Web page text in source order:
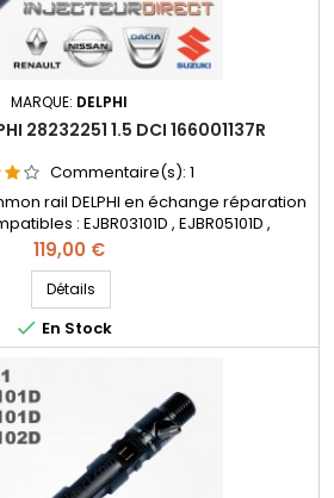
MARQUE: DELPHI
28232251 1.5 DCI 166001137R
Commentaire(s): 1
rail DELPHI en échange réparation
: EJBR03101D , EJBR05101D ,
, 8200421359 , 8200815416 , 166001137R ,
8200676774 , 7711497343
, 166001137R , 8200421897 ,
, 7711497343 - Pour motorisation
Renault Nissan...
Prix
119,00 €
Détails
 En Stock